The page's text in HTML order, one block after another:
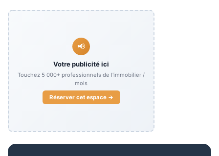
📢
Votre publicité ici
Touchez 5 000+ professionnels de l'immobilier /
mois
Réserver cet espace →